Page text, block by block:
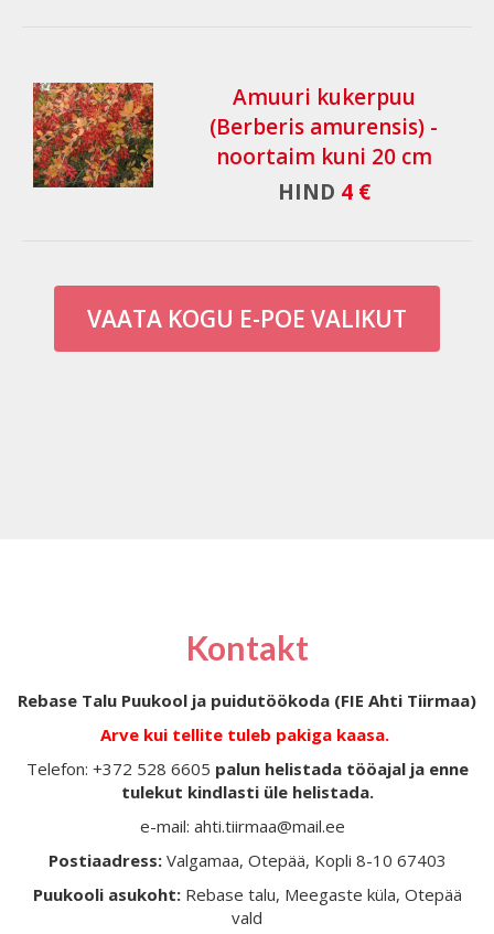
Amuuri kukerpuu
(Berberis amurensis) -
noortaim kuni 20 cm
HIND 4 €
VAATA KOGU E-POE VALIKUT
Kontakt
Rebase Talu Puukool ja puidutöökoda (FIE Ahti Tiirmaa)
Arve kui tellite tuleb pakiga kaasa.
Telefon: +372 528 6605 palun helistada tööajal ja enne
tulekut kindlasti üle helistada.
e-mail: ahti.tiirmaa@mail.ee
Postiaadress: Valgamaa, Otepää, Kopli 8-10 67403
Puukooli asukoht: Rebase talu, Meegaste küla, Otepää
vald